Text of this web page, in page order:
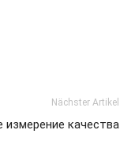
Nächster Artikel
измерение качества